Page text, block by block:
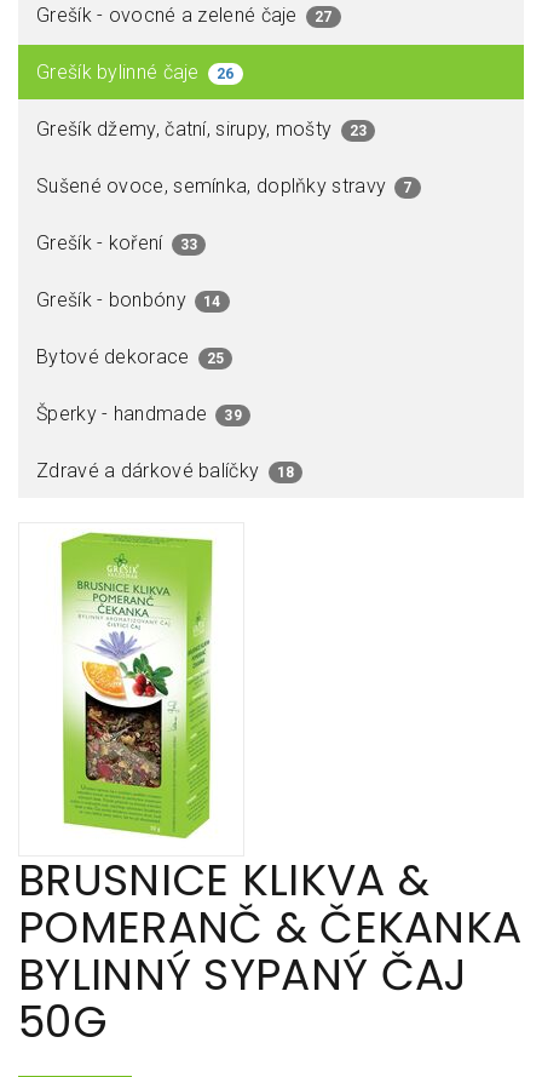
Grešík - ovocné a zelené čaje 27
Grešík bylinné čaje 26
Grešík džemy, čatní, sirupy, mošty 23
Sušené ovoce, semínka, doplňky stravy 7
Grešík - koření 33
Grešík - bonbóny 14
Bytové dekorace 25
Šperky - handmade 39
Zdravé a dárkové balíčky 18
BRUSNICE KLIKVA &
POMERANČ & ČEKANKA
BYLINNÝ SYPANÝ ČAJ
50G